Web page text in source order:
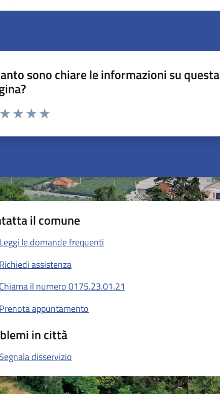
sono chiare le informazioni su questa
da 1 a 5 stelle la pagina
il comune
Leggi le domande frequenti
Richiedi assistenza
Chiama il numero 0175.23.01.21
Prenota appuntamento
in città
Segnala disservizio